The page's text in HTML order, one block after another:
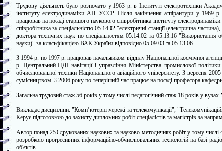
Трудову діяльність було розпочато у 1963 р. в Інституті електротехніки
інституту електродинаміки АН УССР. Після закінчення аспірантури у 1969
працював на посаді старшого наукового співробітника інституту
співробітника за спеціальністю 05.14.02 "електричні станції (електрична
доктора технічних наук по спеціальностям 05.14.02 та 05.13.16
науки)" за класифікацією ВАК України відповідно 05.09.03 та 05.13.06.
З 1994 р. по 1997 р. працював начальником відділу Національної космічної
р. Центральний НДІ навігації і управління Міністерства промислової
обчислювальної техніки Національного авіаційного університету. З вересня
сумісництвом. З 2006 року по теперішній час працює на посаді професора
Загальна трудовий стаж 56 років у тому числі педагогічний стаж 18 років у вузах
Викладає дисципліни: "Комп’ютерні мережі та телекомунікації",
Керує підготовкою до захисту дипломних робіт спеціалістів та магістрів за
Автор понад 250 друкованих наукових та науково-методичних робіт у тому
розробкою прогресивних інформаційно-обчислювальних технологій на базі
об'єктів.